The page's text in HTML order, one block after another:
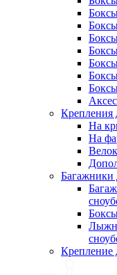
Крепления
На
На
Багажники
Крепление